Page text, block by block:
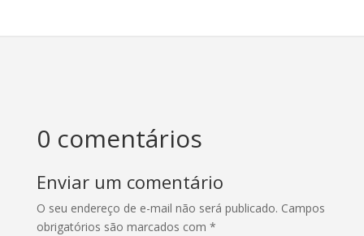
0 comentários
Enviar um comentário
O seu endereço de e-mail não será publicado. Campos
obrigatórios são marcados com *